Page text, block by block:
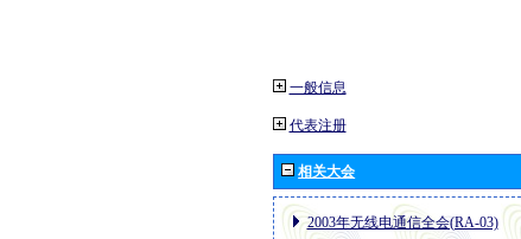
一般信息
代表注册
相关大会
2003年无线电通信全会(RA-03)